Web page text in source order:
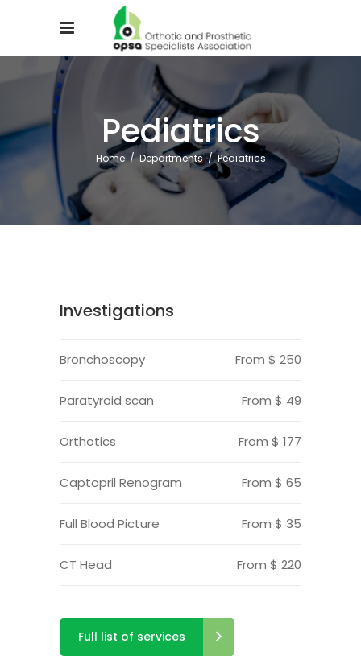
Pediatrics
Home/Departments/Pediatrics
Investigations
Bronchoscopy From $ 250
Paratyroid scan From $ 49
Orthotics From $ 177
Captopril Renogram From $ 65
Full Blood Picture From $ 35
CT Head From $ 220
Full list of services